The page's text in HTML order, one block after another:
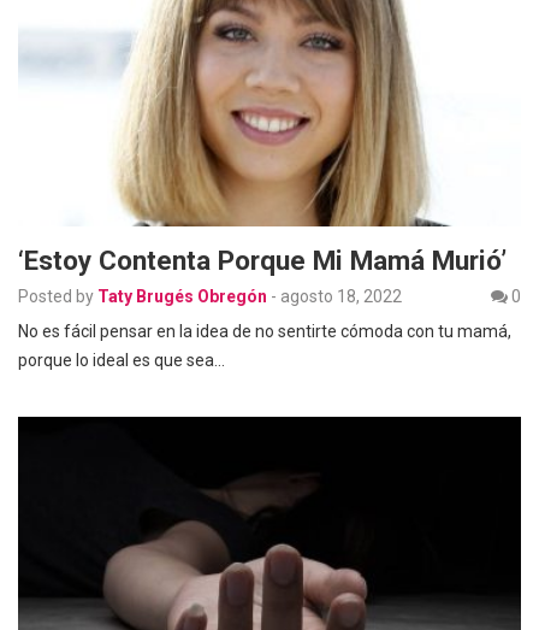
‘Estoy Contenta Porque Mi Mamá Murió’
Posted by Taty Brugés Obregón - agosto 18, 2022
0
No es fácil pensar en la idea de no sentirte cómoda con tu mamá,
porque lo ideal es que sea…